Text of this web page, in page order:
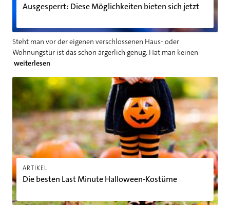
Ausgesperrt: Diese Möglichkeiten bieten sich jetzt
Steht man vor der eigenen verschlossenen Haus- oder
Wohnungstür ist das schon ärgerlich genug. Hat man keinen
weiterlesen
ARTIKEL
Die besten Last Minute Halloween-Kostüme
Die besten Last Minute Halloween-Kostüme